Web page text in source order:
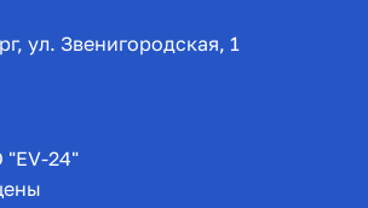
ул. Звенигородская, 1
24"